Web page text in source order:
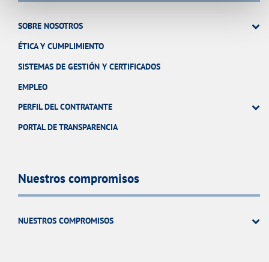
SOBRE NOSOTROS
ÉTICA Y CUMPLIMIENTO
SISTEMAS DE GESTIÓN Y CERTIFICADOS
EMPLEO
PERFIL DEL CONTRATANTE
PORTAL DE TRANSPARENCIA
Nuestros compromisos
NUESTROS COMPROMISOS